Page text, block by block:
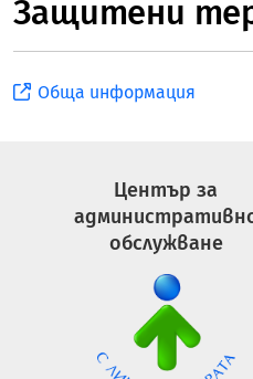
Защитени
Обща информация
Център за
обслужване